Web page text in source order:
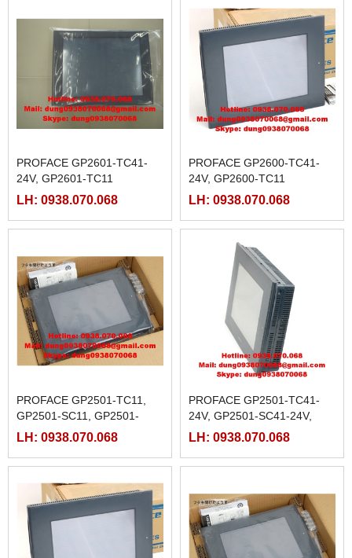
PROFACE GP2601-TC41-
24V, GP2601-TC11
LH: 0938.070.068
PROFACE GP2600-TC41-
24V, GP2600-TC11
LH: 0938.070.068
PROFACE GP2501-TC11,
GP2501-SC11, GP2501-
SC41
LH: 0938.070.068
PROFACE GP2501-TC41-
24V, GP2501-SC41-24V,
GP2501-LG41-24V
LH: 0938.070.068